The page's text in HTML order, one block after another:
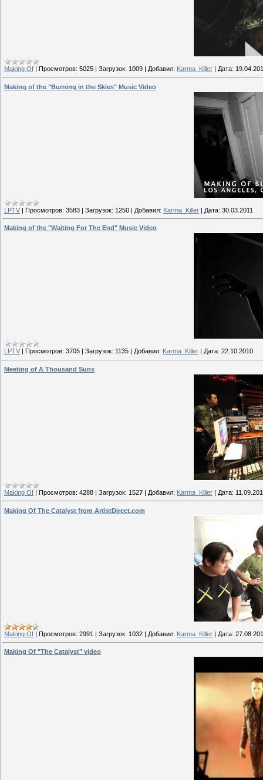
Making Of | Просмотров: 5025 | Загрузок: 1009 | Добавил: Karma_Killer | Дата:
Making of the "Burning in the Skies" Music Video
LPTV | Просмотров: 3583 | Загрузок: 1250 | Добавил: Karma_Killer | Дата: 30.03.2011
Making of the "Waiting For The End" Music Video
LPTV Просмотров: 3705 Загрузок: 1135 Добавил: Karma_Killer Дата: 22.10.2010
Meeting of A Thousand Suns
Making Of | Просмотров: 4288 | Загрузок: 1527 | Добавил: Karma_Killer | Дата:
Making Of The Catalyst from ArtistDirect.com
Making Of | Просмотров: 2991 | Загрузок: 1032 | Добавил: Karma_Killer | Дата:
Making Of "The Catalyst" video